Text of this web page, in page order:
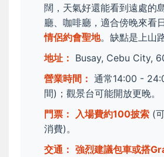
闊，天氣好還能看到遠處的
廳、咖啡廳，適合傍晚來看
情侶約會聖地。缺點是上山
地址： Busay, Cebu City,
營業時間： 通常14:00 -
間)；觀景台可能開放更晚。
門票： 入場費約100披索 (
消費)。
交通： 強烈建議包車或搭